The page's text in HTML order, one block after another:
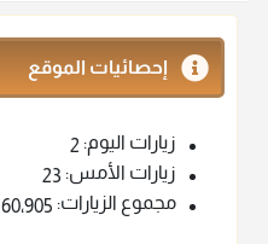
إحصائيات الموقع
زيارات اليوم: 2
زيارات الأمس: 23
مجموع الزيارات: 60٬905